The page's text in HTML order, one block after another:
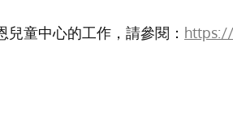
兒童中心的工作，請參閱：